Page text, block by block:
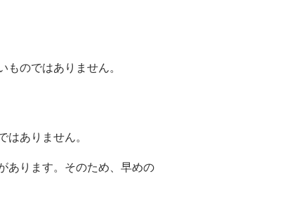
のではありません。
ありません。
あります。そのため、早めの